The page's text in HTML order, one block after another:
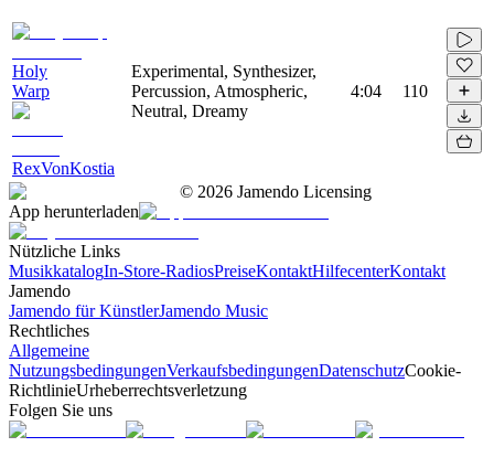
Holy
Warp
RexVonKostia
Experimental, Synthesizer,
Percussion, Atmospheric,
Neutral, Dreamy
4:04 110
© 2026 Jamendo Licensing
App herunterladen
Nützliche Links
MusikkatalogIn-Store-RadiosPreiseKontaktHilfecenterKontakt
Jamendo
Jamendo für KünstlerJamendo Music
Rechtliches
Allgemeine
NutzungsbedingungenVerkaufsbedingungenDatenschutzCookie-
RichtlinieUrheberrechtsverletzung
Folgen Sie uns